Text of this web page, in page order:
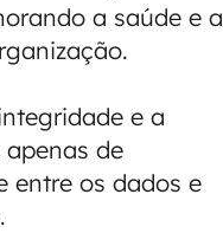
a saúde e a
e a
de
entre os dados e